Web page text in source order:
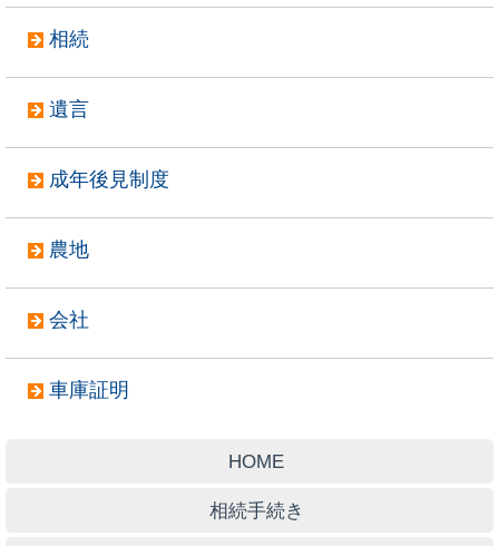
相続
遺言
成年後見制度
農地
会社
車庫証明
HOME
相続手続き